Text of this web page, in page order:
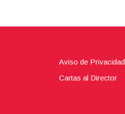
Aviso de Privacidad
Cartas al Director